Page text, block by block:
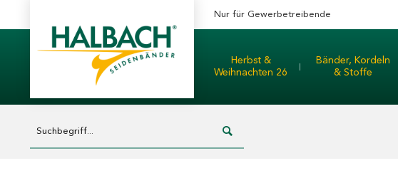
Nur für Gewerbetreibende
Herbst &
Weihnachten 26
Bänder, Kordeln
& Stoffe